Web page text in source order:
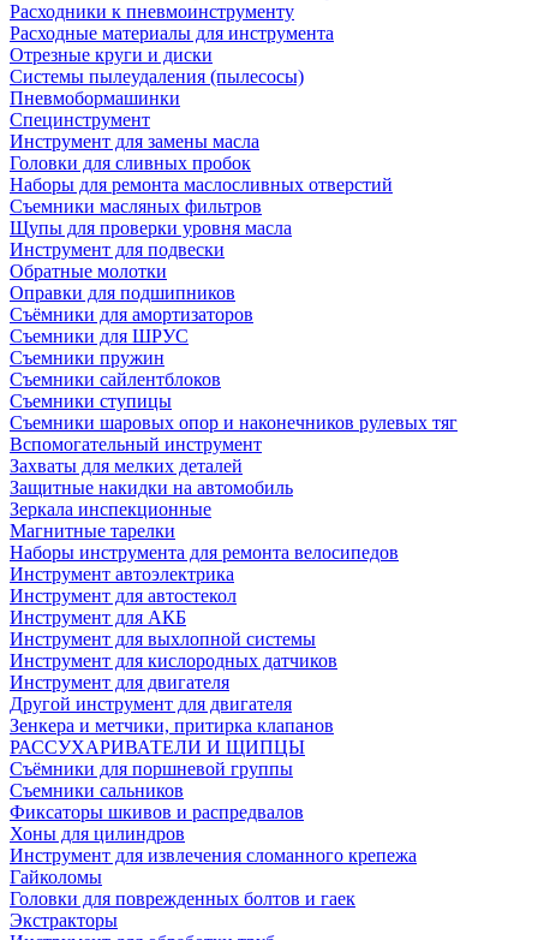
Расходники к пневмоинструменту
Расходные материалы для инструмента
Отрезные круги и диски
Системы пылеудаления (пылесосы)
Пневмобормашинки
Специнструмент
Инструмент для замены масла
Головки для сливных пробок
Наборы для ремонта маслосливных отверстий
Съемники масляных фильтров
Щупы для проверки уровня масла
Инструмент для подвески
Обратные молотки
Оправки для подшипников
Съёмники для амортизаторов
Съемники для ШРУС
Съемники пружин
Съемники сайлентблоков
Съемники ступицы
Съемники шаровых опор и наконечников рулевых тяг
Вспомогательный инструмент
Захваты для мелких деталей
Защитные накидки на автомобиль
Зеркала инспекционные
Магнитные тарелки
Наборы инструмента для ремонта велосипедов
Инструмент автоэлектрика
Инструмент для автостекол
Инструмент для АКБ
Инструмент для выхлопной системы
Инструмент для кислородных датчиков
Инструмент для двигателя
Другой инструмент для двигателя
Зенкера и метчики, притирка клапанов
РАССУХАРИВАТЕЛИ И ЩИПЦЫ
Съёмники для поршневой группы
Съемники сальников
Фиксаторы шкивов и распредвалов
Хоны для цилиндров
Инструмент для извлечения сломанного крепежа
Гайколомы
Головки для поврежденных болтов и гаек
Экстракторы